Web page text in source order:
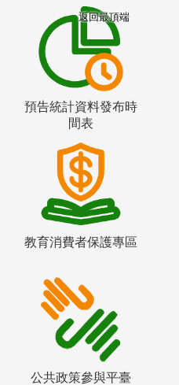
預告統計資料發布時
間表
教育消費者保護專區
公共政策參與平臺
返回最頂端